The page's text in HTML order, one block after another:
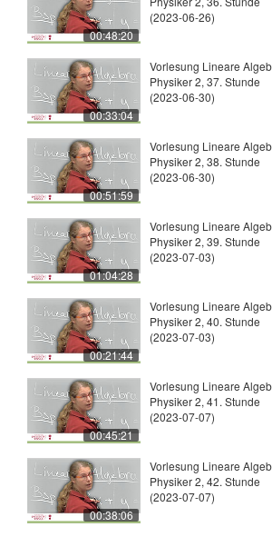
00:48:20
(2023-06-26)
00:33:04
Vorlesung Lineare
Physiker 2, 37. Stunde
(2023-06-30)
00:51:59
Vorlesung Lineare
Physiker 2, 38. Stunde
(2023-06-30)
01:04:28
Vorlesung Lineare
Physiker 2, 39. Stunde
(2023-07-03)
00:21:44
Vorlesung Lineare
Physiker 2, 40. Stunde
(2023-07-03)
00:45:21
Vorlesung Lineare
Physiker 2, 41. Stunde
(2023-07-07)
00:38:06
Vorlesung Lineare
Physiker 2, 42. Stunde
(2023-07-07)